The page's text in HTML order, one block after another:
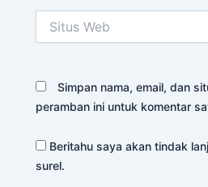
Web
Simpan nama, email, dan
peramban ini untuk komentar
Beritahu saya akan tindak
surel.